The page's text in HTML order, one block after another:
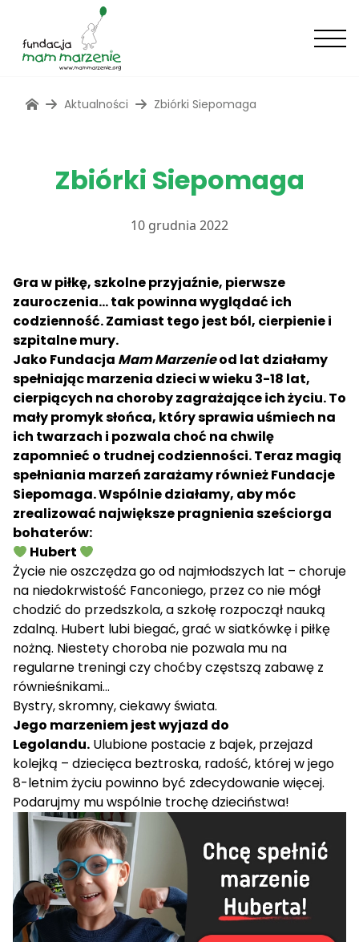
Aktualności Zbiórki Siepomaga
Zbiórki Siepomaga
10 grudnia 2022
Gra w piłkę, szkolne przyjaźnie, pierwsze
zauroczenia… tak powinna wyglądać ich
codzienność. Zamiast tego jest ból, cierpienie i
szpitalne mury.
Jako Fundacja Mam Marzenieod lat działamy
spełniając marzenia dzieci w wieku 3-18 lat,
cierpiących na choroby zagrażające ich życiu. To
mały promyk słońca, który sprawia uśmiech na
ich twarzach i pozwala choć na chwilę
zapomnieć o trudnej codzienności. Teraz magią
spełniania marzeń zarażamy również Fundacje
Siepomaga. Wspólnie działamy, aby móc
zrealizować największe pragnienia sześciorga
bohaterów:
Hubert
Życie nie oszczędza go od najmłodszych lat – choruje
na niedokrwistość Fanconiego, przez co nie mógł
chodzić do przedszkola, a szkołę rozpoczął nauką
zdalną. Hubert lubi biegać, grać w siatkówkę i piłkę
nożną. Niestety choroba nie pozwala mu na
regularne treningi czy choćby częstszą zabawę z
równieśnikami…
Bystry, skromny, ciekawy świata.
Jego marzeniem jest wyjazd do
Legolandu. Ulubione postacie z bajek, przejazd
kolejką – dziecięca beztroska, radość, której w jego
8-letnim życiu powinno być zdecydowanie więcej.
Podarujmy mu wspólnie trochę dzieciństwa!